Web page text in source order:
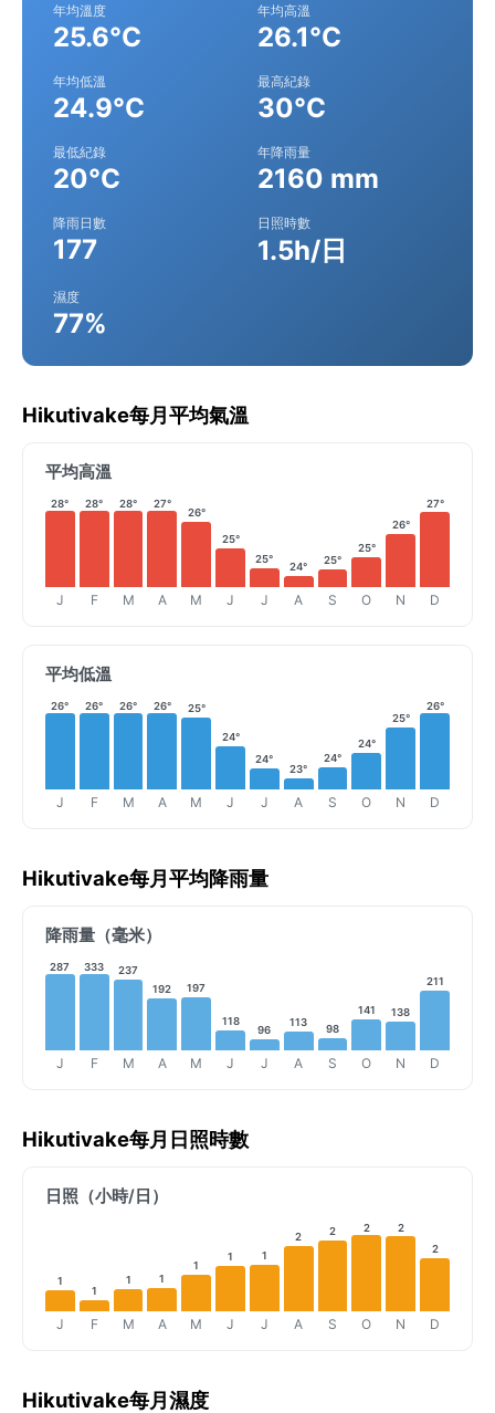
年均溫度
25.6°C
年均高溫
26.1°C
年均低溫
24.9°C
最高紀錄
30°C
最低紀錄
20°C
年降雨量
2160 mm
降雨日數
177
日照時數
1.5h/日
濕度
77%
Hikutivake每月平均氣溫
平均高溫
28°
J
28°
F
28°
M
27°
A
26°
M
25°
J
25°
J
24°
A
25°
S
25°
O
26°
N
27°
D
平均低溫
26°
J
26°
F
26°
M
26°
A
25°
M
24°
J
24°
J
23°
A
24°
S
24°
O
25°
N
26°
D
Hikutivake每月平均降雨量
降雨量（毫米）
287
J
333
F
237
M
192
A
197
M
118
J
96
J
113
A
98
S
141
O
138
N
211
D
Hikutivake每月日照時數
日照（小時/日）
1
J
1
F
1
M
1
A
1
M
1
J
1
J
2
A
2
S
2
O
2
N
2
D
Hikutivake每月濕度